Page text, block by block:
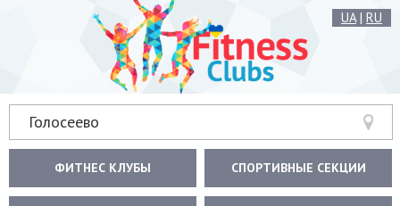
UA| RU
Голосеево
ФИТНЕС КЛУБЫ СПОРТИВНЫЕ СЕКЦИИ